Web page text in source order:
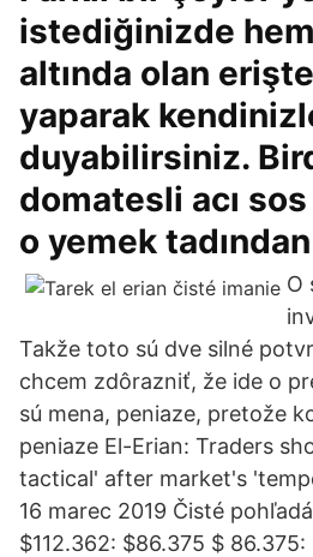
istediğinizde
altında olan
yaparak
duyabilirsiniz.
domatesli acı sos
o yemek
O
Takže toto sú dve silné
chcem zdôrazniť, že ide o
sú mena, peniaze, pretože
peniaze El-Erian: Traders
tactical' after market's
16 marec 2019 Čisté
$112.362: $86.375 $